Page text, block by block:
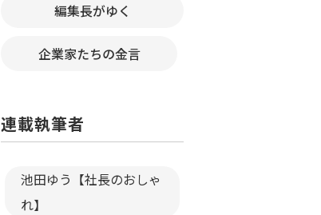
編集長がゆく
企業家たちの金言
連載執筆者
池田ゆう【社長のおしゃ
れ】